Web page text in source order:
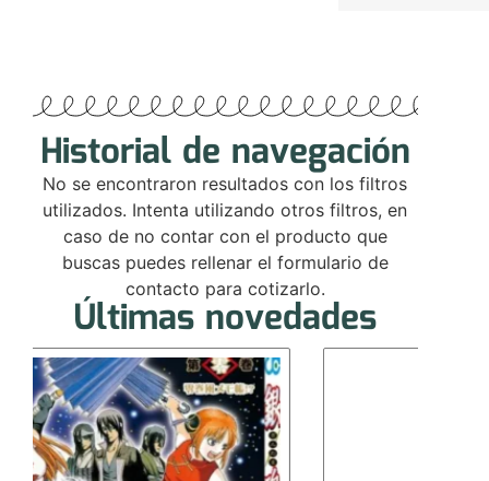
Historial de navegación
No se encontraron resultados con los filtros
utilizados. Intenta utilizando otros filtros, en
caso de no contar con el producto que
buscas puedes rellenar el formulario de
contacto para cotizarlo.
Últimas novedades